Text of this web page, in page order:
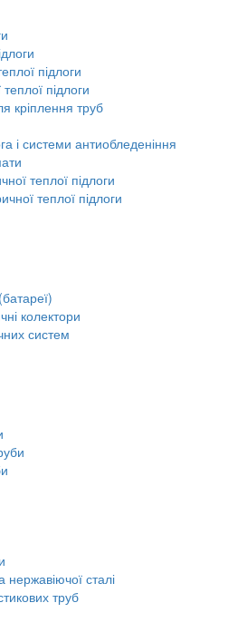
підлоги
підлоги
кріплення труб
і системи антиобледеніння
теплої підлоги
теплої підлоги
колектори
систем
нержавіючої сталі
труб